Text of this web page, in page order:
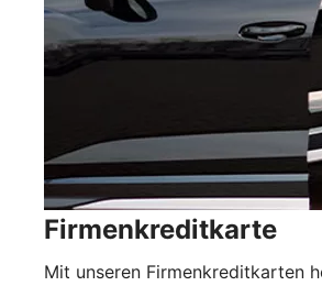
Firmenkreditkarte
Mit unseren Firmenkreditkarten